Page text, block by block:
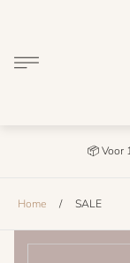
📦 Voor
Home / SALE